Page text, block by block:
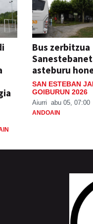
Bus zerbitzua
asteburu
SAN ESTEBAN
GOIBURUN 2026
Aiurri abu 05, 07:00
ANDOAIN